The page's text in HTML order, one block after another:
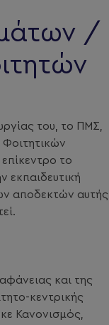
/
του, το ΠΜΣ,
Φοιτητικών
το
αποδεκτών αυτής
και της
κεντρικής
Κανονισμός,